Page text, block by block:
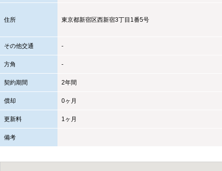
住所 東京都新宿区西新宿3丁目1番5号
その他交通 -
方角 -
契約期間 2年間
償却 0ヶ月
更新料 1ヶ月
備考